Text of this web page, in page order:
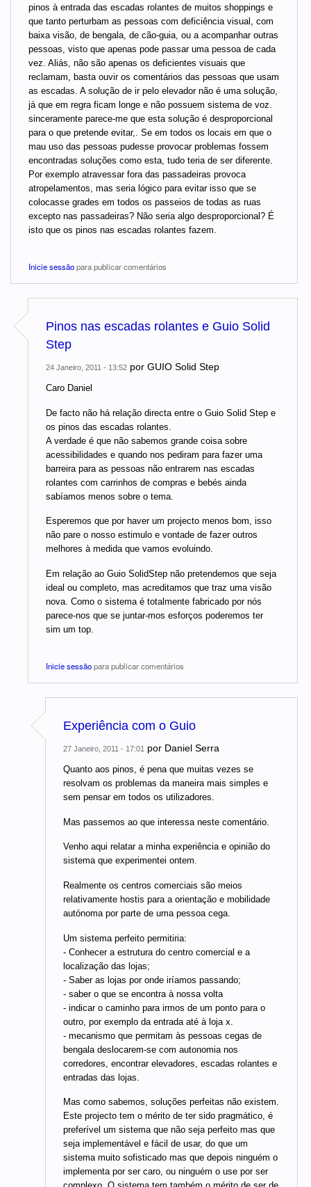
pinos à entrada das escadas rolantes de muitos shoppings e
que tanto perturbam as pessoas com deficiência visual, com
baixa visão, de bengala, de cão-guia, ou a acompanhar outras
pessoas, visto que apenas pode passar uma pessoa de cada
vez. Aliás, não são apenas os deficientes visuais que
reclamam, basta ouvir os comentários das pessoas que usam
as escadas. A solução de ir pelo elevador não é uma solução,
já que em regra ficam longe e não possuem sistema de voz.
sinceramente parece-me que esta solução é desproporcional
para o que pretende evitar,. Se em todos os locais em que o
mau uso das pessoas pudesse provocar problemas fossem
encontradas soluções como esta, tudo teria de ser diferente.
Por exemplo atravessar fora das passadeiras provoca
atropelamentos, mas seria lógico para evitar isso que se
colocasse grades em todos os passeios de todas as ruas
excepto nas passadeiras? Não seria algo desproporcional? É
isto que os pinos nas escadas rolantes fazem.
Inicie sessãopara publicar comentários
Pinos nas escadas rolantes e Guio Solid
Step
24 Janeiro, 2011 - 13:52 por GUIO Solid Step
Caro Daniel
De facto não há relação directa entre o Guio Solid Step e
os pinos das escadas rolantes.
A verdade é que não sabemos grande coisa sobre
acessibilidades e quando nos pediram para fazer uma
barreira para as pessoas não entrarem nas escadas
rolantes com carrinhos de compras e bebés ainda
sabíamos menos sobre o tema.
Esperemos que por haver um projecto menos bom, isso
não pare o nosso estimulo e vontade de fazer outros
melhores à medida que vamos evoluindo.
Em relação ao Guio SolidStep não pretendemos que seja
ideal ou completo, mas acreditamos que traz uma visão
nova. Como o sistema é totalmente fabricado por nós
parece-nos que se juntar-mos esforços poderemos ter
sim um top.
Inicie sessãopara publicar comentários
Experiência com o Guio
27 Janeiro, 2011 - 17:01 por Daniel Serra
Quanto aos pinos, é pena que muitas vezes se
resolvam os problemas da maneira mais simples e
sem pensar em todos os utilizadores.
Mas passemos ao que interessa neste comentário.
Venho aqui relatar a minha experiência e opinião do
sistema que experimentei ontem.
Realmente os centros comerciais são meios
relativamente hostis para a orientação e mobilidade
autónoma por parte de uma pessoa cega.
Um sistema perfeito permitiria:
- Conhecer a estrutura do centro comercial e a
localização das lojas;
- Saber as lojas por onde iríamos passando;
- saber o que se encontra à nossa volta
- indicar o caminho para irmos de um ponto para o
outro, por exemplo da entrada até à loja x.
- mecanismo que permitam às pessoas cegas de
bengala deslocarem-se com autonomia nos
corredores, encontrar elevadores, escadas rolantes e
entradas das lojas.
Mas como sabemos, soluções perfeitas não existem.
Este projecto tem o mérito de ter sido pragmático, é
preferível um sistema que não seja perfeito mas que
seja implementável e fácil de usar, do que um
sistema muito sofisticado mas que depois ninguém o
implementa por ser caro, ou ninguém o use por ser